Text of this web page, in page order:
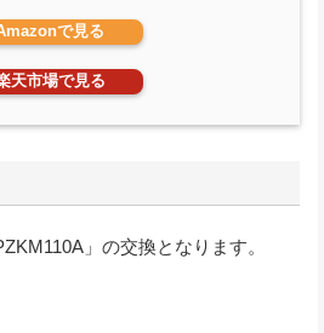
で見る
天市場で見る
」の交換となります。